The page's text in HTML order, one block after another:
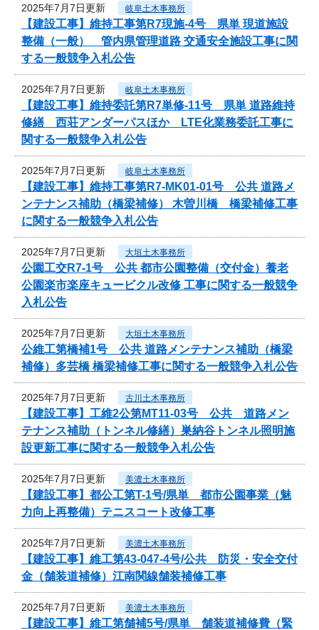
2025年7月7日更新 岐阜土木事務所
【建設工事】維持工事第R7現施-4号 県単 現道施設
整備（一般） 管内県管理道路 交通安全施設工事に関
する一般競争入札公告
2025年7月7日更新 岐阜土木事務所
【建設工事】維持委託第R7単修-11号 県単 道路維持
修繕 西荘アンダーパスほか LTE化業務委託工事に
関する一般競争入札公告
2025年7月7日更新 岐阜土木事務所
【建設工事】維持工事第R7-MK01-01号 公共 道路メ
ンテナンス補助（橋梁補修） 木曽川橋 橋梁補修工事
に関する一般競争入札公告
2025年7月7日更新 大垣土木事務所
公園工交R7-1号 公共 都市公園整備（交付金）養老
公園楽市楽座キュービクル改修 工事に関する一般競争
入札公告
2025年7月7日更新 大垣土木事務所
公維工第橋補1号 公共 道路メンテナンス補助（橋梁
補修）多芸橋 橋梁補修工事に関する一般競争入札公告
2025年7月7日更新 古川土木事務所
【建設工事】工維2公第MT11-03号 公共 道路メン
テナンス補助（トンネル修繕）巣納谷トンネル照明施
設更新工事に関する一般競争入札公告
2025年7月7日更新 美濃土木事務所
【建設工事】都公工第T-1号/県単 都市公園事業（魅
力向上再整備）テニスコート改修工事
2025年7月7日更新 美濃土木事務所
【建設工事】維工第43-047-4号/公共 防災・安全交付
金（舗装道補修）江南関線舗装補修工事
2025年7月7日更新 美濃土木事務所
【建設工事】維工第舗補5号/県単 舗装道補修費（緊